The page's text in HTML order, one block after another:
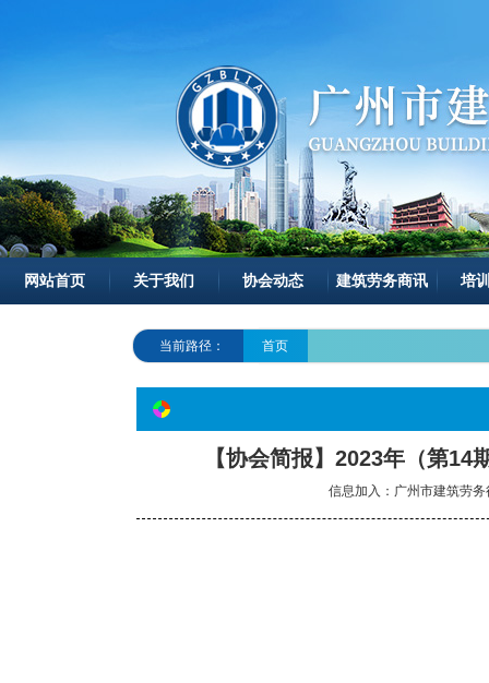
网站首页 关于我们 协会动态 建筑劳务商讯 培
当前路径： 首页
【协会简报】2023年（第
信息加入：广州市建筑劳务